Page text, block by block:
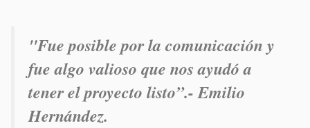
"Fue posible por la comunicación y
fue algo valioso que nos ayudó a
tener el proyecto listo”.- Emilio
Hernández.